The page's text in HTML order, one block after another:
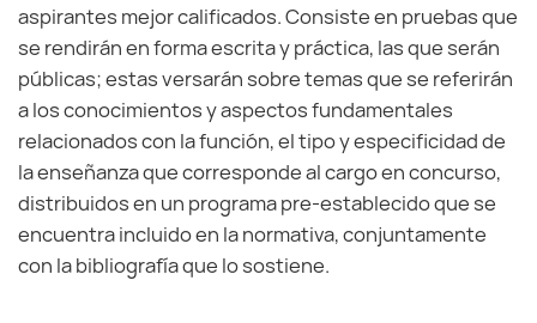
aspirantes mejor calificados. Consiste en pruebas que
se rendirán en forma escrita y práctica, las que serán
públicas; estas versarán sobre temas que se referirán
a los conocimientos y aspectos fundamentales
relacionados con la función, el tipo y especificidad de
la enseñanza que corresponde al cargo en concurso,
distribuidos en un programa pre-establecido que se
encuentra incluido en la normativa, conjuntamente
con la bibliografía que lo sostiene.